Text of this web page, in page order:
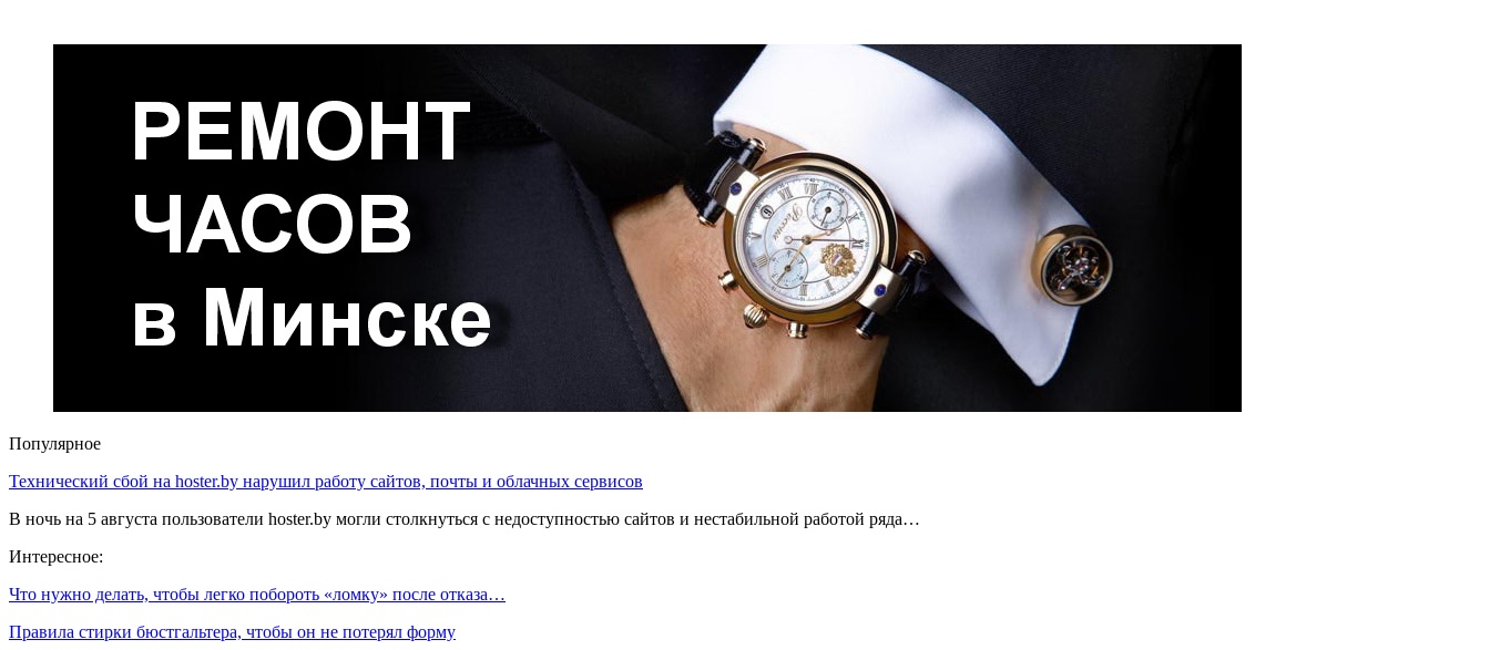
Популярное
Технический сбой на hoster.by нарушил работу сайтов, почты и облачных сервисов
В ночь на 5 августа пользователи hoster.by могли столкнуться с недоступностью сайтов и нестабильной работой ряда…
Интересное:
Что нужно делать, чтобы легко побороть «ломку» после отказа…
Правила стирки бюстгальтера, чтобы он не потерял форму